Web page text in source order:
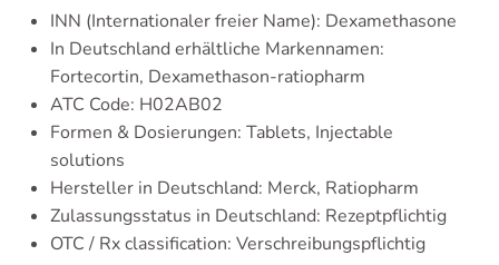
INN (Internationaler freier Name): Dexamethasone
In Deutschland erhältliche Markennamen:
Fortecortin, Dexamethason-ratiopharm
ATC Code: H02AB02
Formen & Dosierungen: Tablets, Injectable
solutions
Hersteller in Deutschland: Merck, Ratiopharm
Zulassungsstatus in Deutschland: Rezeptpflichtig
OTC / Rx classification: Verschreibungspflichtig